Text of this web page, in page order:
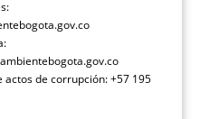
actos de corrupción: +57 195